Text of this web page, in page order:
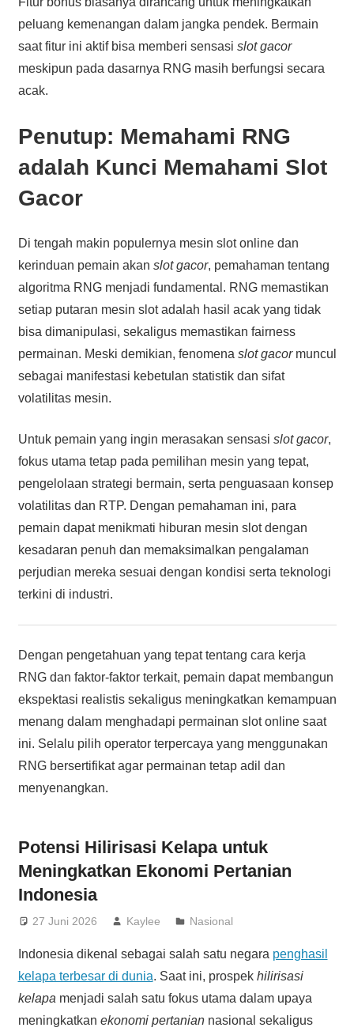
peluang kemenangan dalam jangka pendek. Bermain
saat fitur ini aktif bisa memberi sensasi slot gacor
meskipun pada dasarnya RNG masih berfungsi secara
acak.
Penutup: Memahami RNG
adalah Kunci Memahami Slot
Gacor
Di tengah makin populernya mesin slot online dan
kerinduan pemain akan slot gacor, pemahaman tentang
algoritma RNG menjadi fundamental. RNG memastikan
setiap putaran mesin slot adalah hasil acak yang tidak
bisa dimanipulasi, sekaligus memastikan fairness
permainan. Meski demikian, fenomena slot gacormuncul
sebagai manifestasi kebetulan statistik dan sifat
volatilitas mesin.
Untuk pemain yang ingin merasakan sensasi slot gacor,
fokus utama tetap pada pemilihan mesin yang tepat,
pengelolaan strategi bermain, serta penguasaan konsep
volatilitas dan RTP. Dengan pemahaman ini, para
pemain dapat menikmati hiburan mesin slot dengan
kesadaran penuh dan memaksimalkan pengalaman
perjudian mereka sesuai dengan kondisi serta teknologi
terkini di industri.
Dengan pengetahuan yang tepat tentang cara kerja
RNG dan faktor-faktor terkait, pemain dapat membangun
ekspektasi realistis sekaligus meningkatkan kemampuan
menang dalam menghadapi permainan slot online saat
ini. Selalu pilih operator terpercaya yang menggunakan
RNG bersertifikat agar permainan tetap adil dan
menyenangkan.
Potensi Hilirisasi Kelapa untuk
Meningkatkan Ekonomi Pertanian
Indonesia
27 Juni 2026 Kaylee Nasional
Indonesia dikenal sebagai salah satu negara penghasil
kelapa terbesar di dunia. Saat ini, prospek hilirisasi
kelapa menjadi salah satu fokus utama dalam upaya
meningkatkan ekonomi pertaniannasional sekaligus